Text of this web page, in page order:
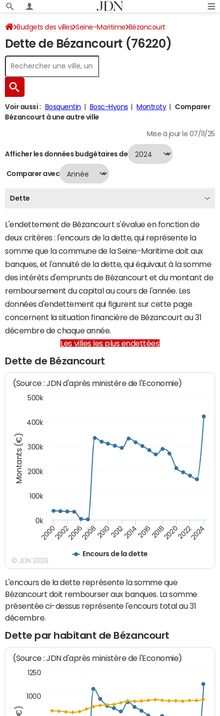
Budgets des villes Seine-Maritime Bézancourt
Dette au 31/12/2024
Dette de Bézancourt (76220)
Voir aussi : Bosquentin Bosc-Hyons Montroty
Comparer
Bézancourt à une autre ville
Mise à jour le 07/11/25
Afficher les données budgétaires de
Comparer avec
Dette
L'endettement de Bézancourt s'évalue en fonction de
deux critères : l'encours de la dette, qui représente la
somme que la commune de la Seine-Maritime doit aux
banques, et l'annuité de la dette, qui équivaut à la somme
des intérêts d'emprunts de Bézancourt et du montant de
remboursement du capital au cours de l'année. Les
données d'endettement qui figurent sur cette page
concernent la situation financière de Bézancourt au 31
décembre de chaque année.
Les villes les plus endettées
Dette de Bézancourt
Montants (€)
(Source : JDN d'après ministère de l'Economie)
Encours de la dette
200020022006200820102012201420162018202020222024
0k
100k
200k
300k
400k
500k
© JDN 2026
L'encours de la dette représente la somme que
Bézancourt doit rembourser aux banques. La somme
présentée ci-dessus représente l'encours total au 31
décembre.
Dette par habitant de Bézancourt
(Source : JDN d'après ministère de l'Economie)
1000
1250